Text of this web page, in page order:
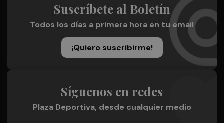
Suscríbete al Boletín
Todos los días a primera hora en tu email
¡Quiero suscribirme!
Síguenos en redes
Plaza Deportiva, desde cualquier medio